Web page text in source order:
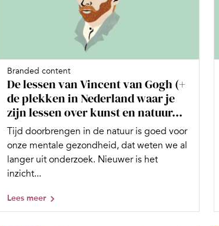
Branded content
De lessen van Vincent van Gogh (+
de plekken in Nederland waar je
zijn lessen over kunst en natuur...
Tijd doorbrengen in de natuur is goed voor
onze mentale gezondheid, dat weten we al
langer uit onderzoek. Nieuwer is het
inzicht...
Lees meer